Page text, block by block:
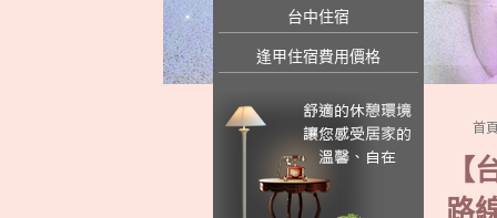
台中住宿
逢甲住宿費用價格
首
路